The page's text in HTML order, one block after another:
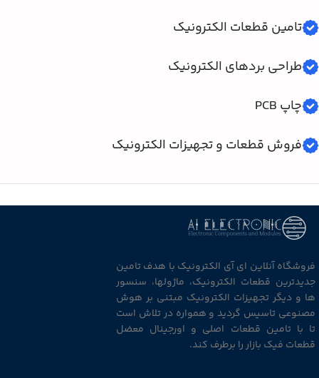
تامین قطعات الکترونیک
طراحی بردهای الکترونیک
چاپ PCB
فروش قطعات و تجهیزات الکترونیک
فروشگاه آنلاین ای آی الکترونیک با هدف تامین
جدیدترین قطعات الکترونیک، ماژولها، سنسور
ها و دیگر تجهیزات الکترونیک مبتنی بر هوش
مصنوعی تاسیس گردید و همواره در تلاش است
تا با تامین قطعات اصلی و اورجینال معضل
قطعات فیک بازار را برطرف کند.